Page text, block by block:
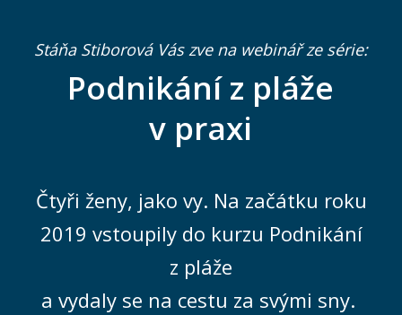
Stáňa Stiborová Vás zve na webinář ze série:
Podnikání z pláže
v praxi
Čtyři ženy, jako vy. Na začátku roku
2019 vstoupily do kurzu Podnikání
z pláže
a vydaly se na cestu za svými sny.